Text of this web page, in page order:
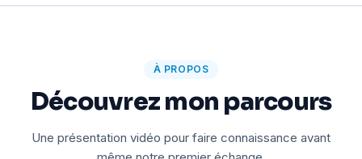
À PROPOS
Découvrez mon parcours
Une présentation vidéo pour faire connaissance avant